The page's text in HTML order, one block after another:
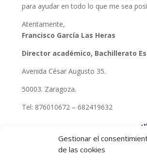
Gestionar el
de las cookies
para ayudar en todo lo que me sea
Atentamente,
Francisco García Las Heras
Director académico, Bachillerato
Avenida César Augusto 35.
50003. Zaragoza.
Tel: 876010672 – 682419632